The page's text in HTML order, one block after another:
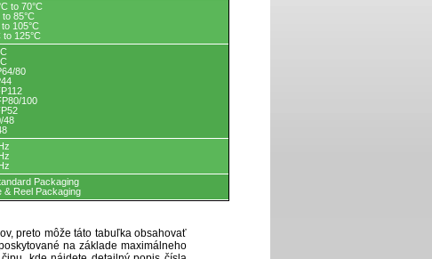
to 70°C
to 85°C
105°C
to 125°C
80
100
48
Packaging
& Reel Packaging
preto môže táto tabuľka obsahovať
na základe maximálneho